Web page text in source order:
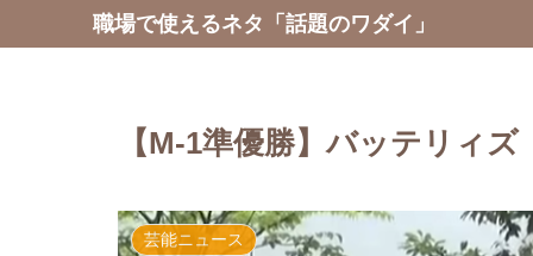
職場で使えるネタ「話題のワダイ」
【M-1準優勝】バッテリィ
芸能ニュース